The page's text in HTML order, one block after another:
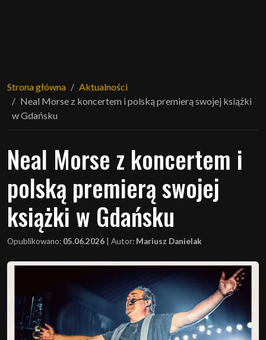
Strona główna
Aktualności
Neal Morse z koncertem i polską premierą swojej książki
w Gdańsku
Neal Morse z koncertem i
polską premierą swojej
książki w Gdańsku
Opublikowano: 05.06.2026 Autor: Mariusz Danielak